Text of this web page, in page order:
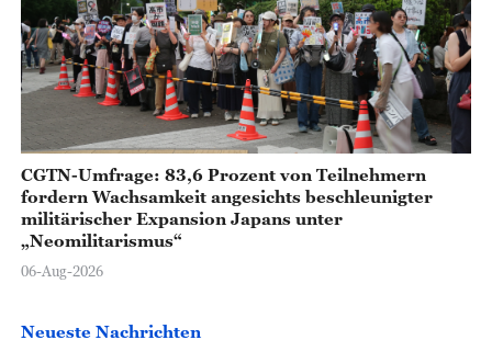
CGTN-Umfrage: 83,6 Prozent von Teilnehmern
fordern Wachsamkeit angesichts beschleunigter
militärischer Expansion Japans unter
„Neomilitarismus“
06-Aug-2026
Neueste Nachrichten